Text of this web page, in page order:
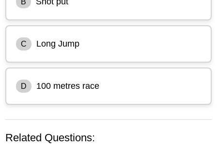
C Long Jump
D 100 metres race
Related Questions: